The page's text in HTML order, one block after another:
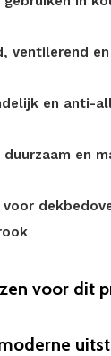
ventilerend
en anti-
en
voor
voor dit